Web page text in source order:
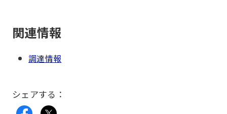
関連情報
調達情報
シェアする：